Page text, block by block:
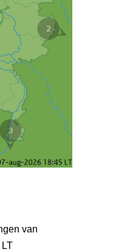
van